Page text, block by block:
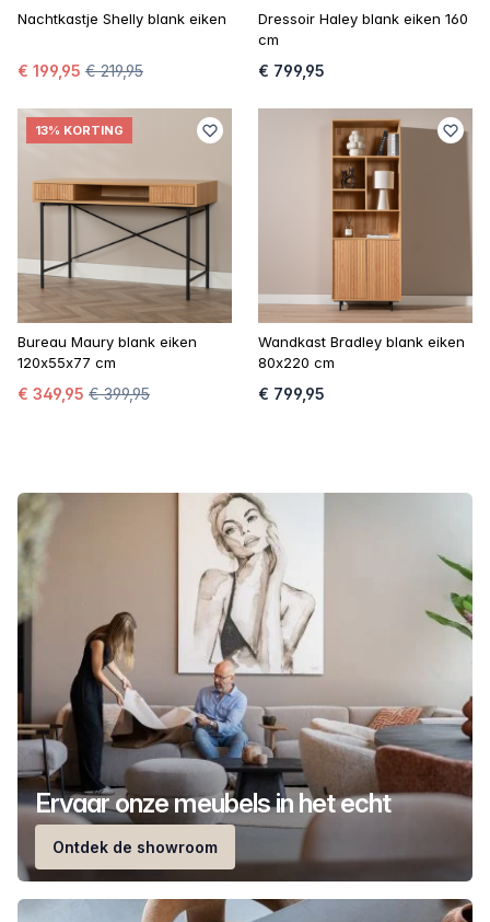
Nachtkastje Shelly blank eiken
€ 199,95 € 219,95
Dressoir Haley blank eiken 160
cm
€ 799,95
13% KORTING
Bureau Maury blank eiken
120x55x77 cm
€ 349,95 € 399,95
Wandkast Bradley blank eiken
80x220 cm
€ 799,95
Ervaar onze meubels in het echt
Ontdek de showroom